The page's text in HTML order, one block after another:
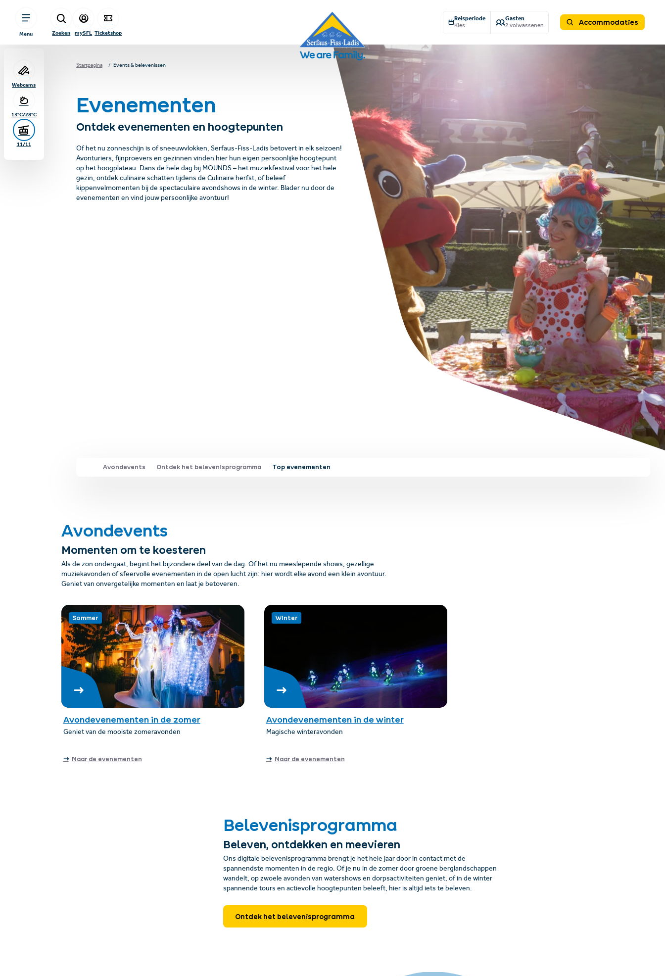
Menu Zoeken mySFL Ticketshop
Reisperiode
Kies
Gasten
2 volwassenen
Accommodaties
Webcams
13°C/28°C
11/11
Startpagina Events & belevenissen
Evenementen
Ontdek evenementen en hoogtepunten
Of het nu zonneschijn is of sneeuwvlokken, Serfaus-Fiss-Ladis betovert in elk seizoen!
Avonturiers, fijnproevers en gezinnen vinden hier hun eigen persoonlijke hoogtepunt
op het hoogplateau. Dans de hele dag bij MOUNDS – het muziekfestival voor het hele
gezin, ontdek culinaire schatten tijdens de Culinaire herfst, of beleef
kippenvelmomenten bij de spectaculaire avondshows in de winter. Blader nu door de
evenementen en vind jouw persoonlijke avontuur!
Avondevents Ontdek het belevenisprogramma Top evenementen
Avondevents
Momenten om te koesteren
Als de zon ondergaat, begint het bijzondere deel van de dag. Of het nu meeslepende shows, gezellige
muziekavonden of sfeervolle evenementen in de open lucht zijn: hier wordt elke avond een klein avontuur.
Geniet van onvergetelijke momenten en laat je betoveren.
Sommer
Avondevenementen in de zomer
Geniet van de mooiste zomeravonden
Naar de evenementen
Winter
Avondevenementen in de winter
Magische winteravonden
Naar de evenementen
Belevenisprogramma
Beleven, ontdekken en meevieren
Ons digitale belevenisprogramma brengt je het hele jaar door in contact met de
spannendste momenten in de regio. Of je nu in de zomer door groene berglandschappen
wandelt, op zwoele avonden van watershows en dorpsactiviteiten geniet, of in de winter
spannende tours en actievolle hoogtepunten beleeft, hier is altijd iets te beleven.
Ontdek het belevenisprogramma